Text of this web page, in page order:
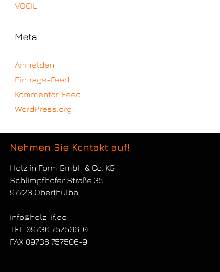
VOCIL
Meta
Anmelden
Eintrags-Feed
Kommentar-Feed
WordPress.org
Nehmen Sie Kontakt auf!
Holz in Form GmbH & Co. KG
Schlimpfhofer Straße 35
97723 Oberthulba
info@holz-if.de
TEL 09736 757506-0
FAX 09736 757506-9